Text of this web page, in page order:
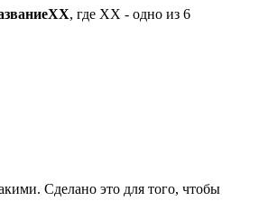
, где ХХ - одно из 6
Сделано это для того, чтобы